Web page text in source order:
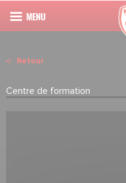
Retour
Centre de formation